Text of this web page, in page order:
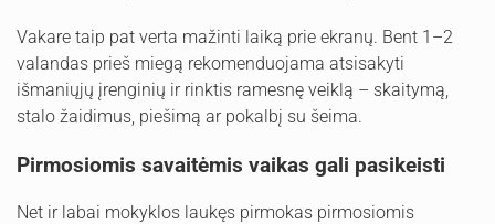
Vakare taip pat verta mažinti laiką prie ekranų. Bent 1–2
valandas prieš miegą rekomenduojama atsisakyti
išmaniųjų įrenginių ir rinktis ramesnę veiklą – skaitymą,
stalo žaidimus, piešimą ar pokalbį su šeima.
Pirmosiomis savaitėmis vaikas gali pasikeisti
Net ir labai mokyklos laukęs pirmokas pirmosiomis